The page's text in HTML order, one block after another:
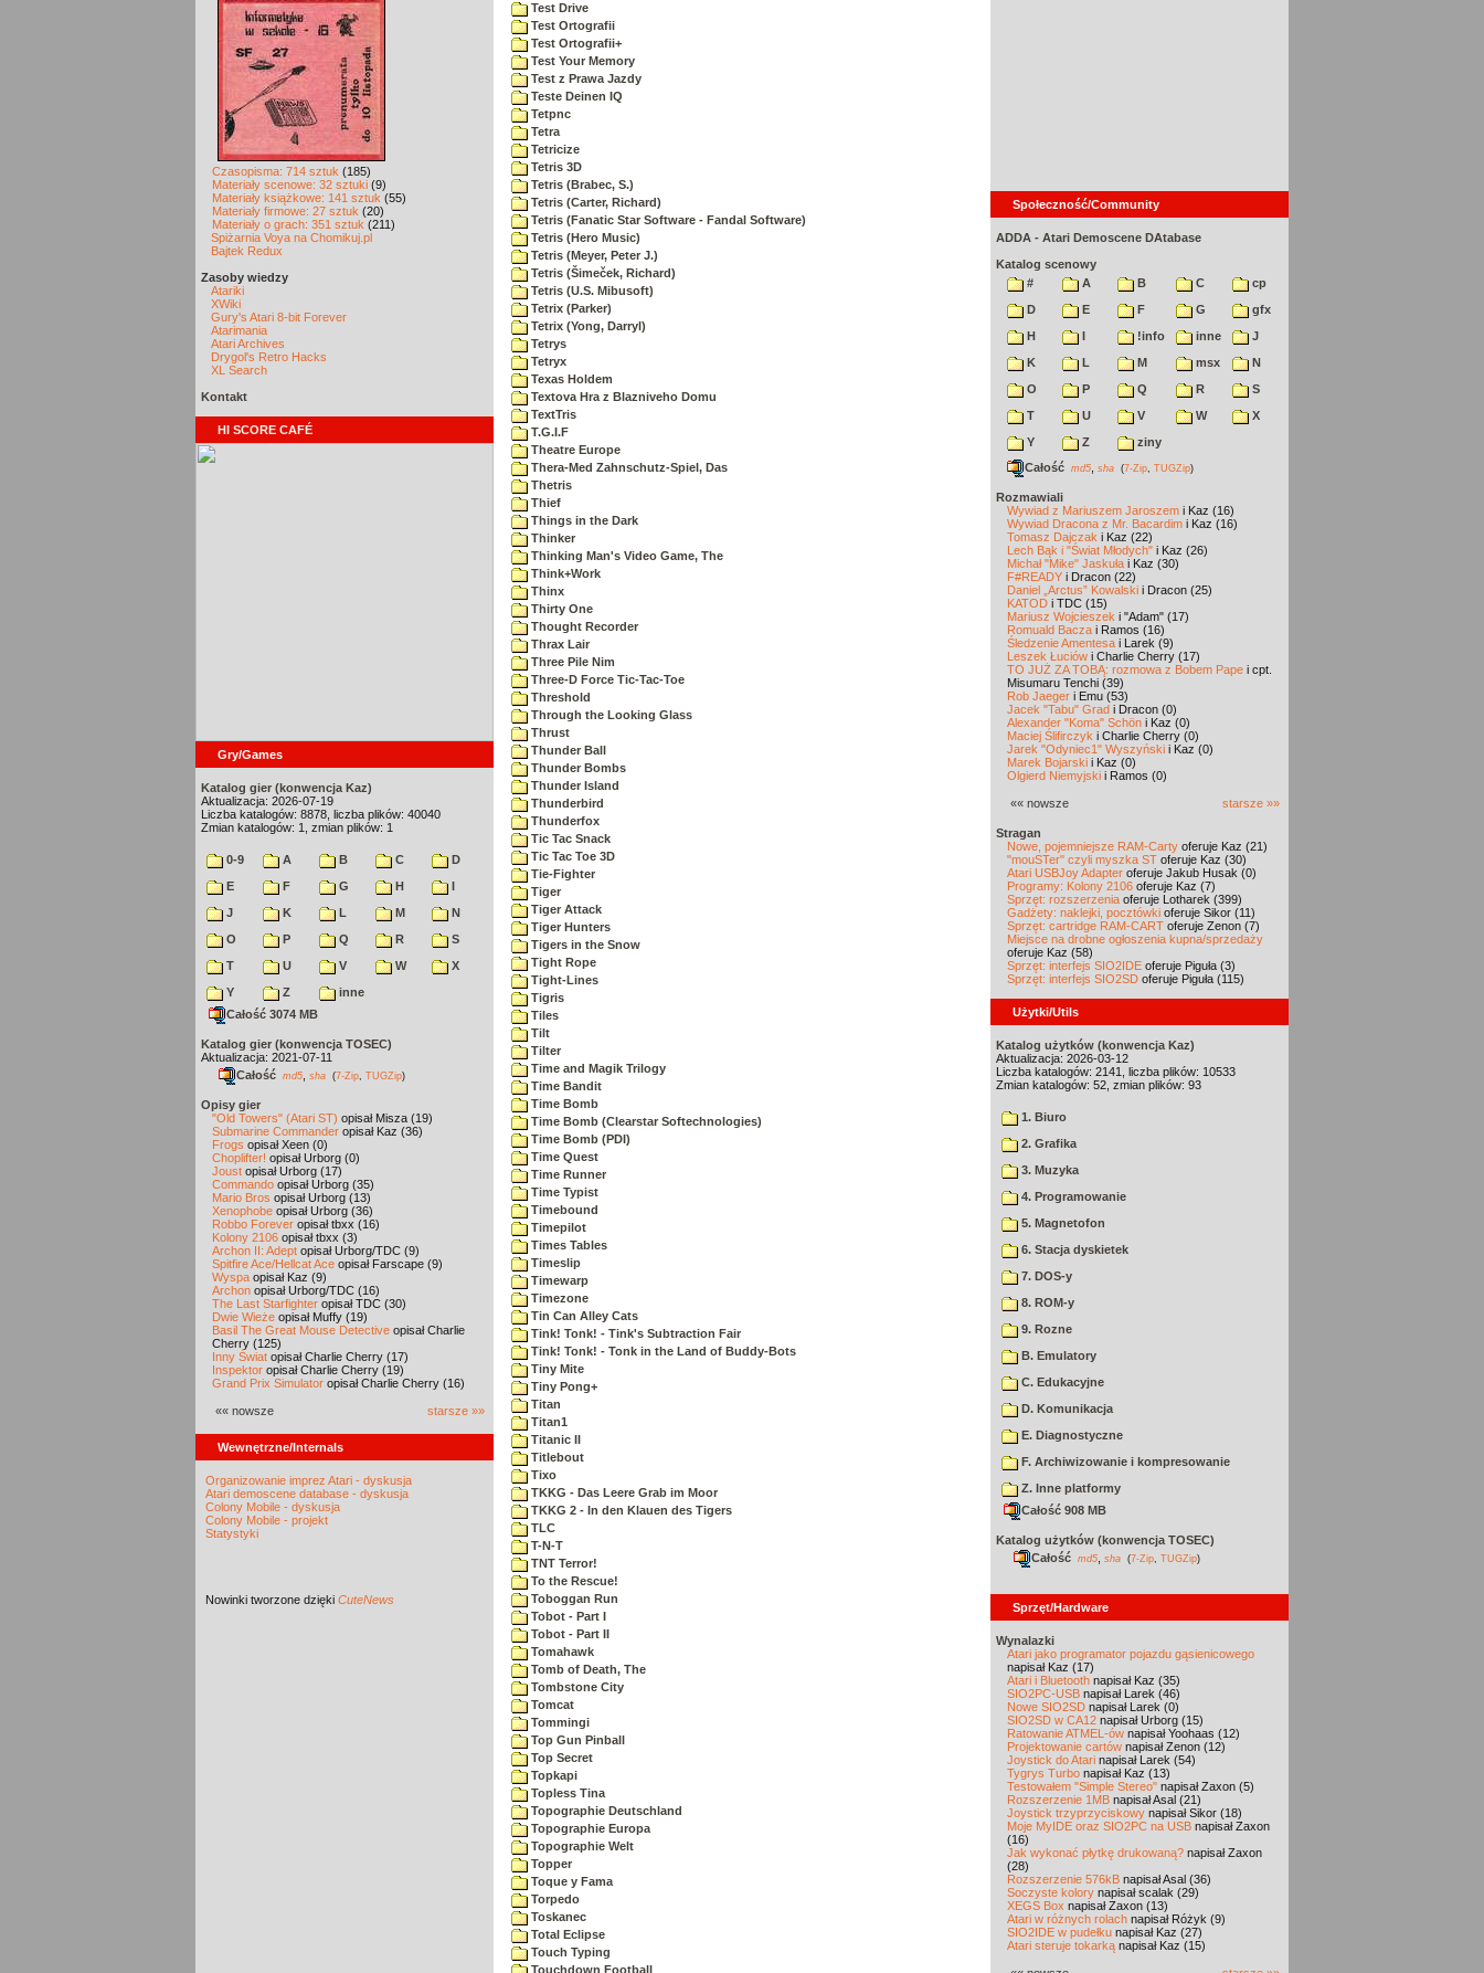
Czasopisma: 714 sztuk (185)
Materiały scenowe: 32 sztuki (9)
Materiały książkowe: 141 sztuk (55)
Materiały firmowe: 27 sztuk (20)
Materiały o grach: 351 sztuk (211)
Spiżarnia Voya na Chomikuj.pl
Bajtek Redux
Zasoby wiedzy
Atariki
XWiki
Gury's Atari 8-bit Forever
Atarimania
Atari Archives
Drygol's Retro Hacks
XL Search
Kontakt
HI SCORE CAFÉ
Gry/Games
Katalog gier (konwencja Kaz)
Aktualizacja: 2026-07-19
Liczba katalogów: 8878, liczba plików: 40040
Zmian katalogów: 1, zmian plików: 1
0-9 A B C
D
E
F G H
I
J
K L M
N
O
P Q R
S
T
U V W
X
Y
Z
inne
Całość 3074 MB
Katalog gier (konwencja TOSEC)
Aktualizacja: 2021-07-11
Całość md5 sha (7-Zip TUGZip)
Opisy gier
"Old Towers" (Atari ST) opisał Misza (19)
Submarine Commander opisał Kaz (36)
Frogs opisał Xeen (0)
Choplifter! opisał Urborg (0)
Joust opisał Urborg (17)
Commando opisał Urborg (35)
Mario Bros opisał Urborg (13)
Xenophobe opisał Urborg (36)
Robbo Forever opisał tbxx (16)
Kolony 2106 opisał tbxx (3)
Archon II: Adept opisał Urborg/TDC (9)
Spitfire Ace/Hellcat Ace opisał Farscape (9)
Wyspa opisał Kaz (9)
Archon opisał Urborg/TDC (16)
The Last Starfighter opisał TDC (30)
Dwie Wieże opisał Muffy (19)
Basil The Great Mouse Detective opisał Charlie
Cherry (125)
Inny Świat opisał Charlie Cherry (17)
Inspektor opisał Charlie Cherry (19)
Grand Prix Simulator opisał Charlie Cherry (16)
«« nowsze starsze »»
Wewnętrzne/Internals
Organizowanie imprez Atari - dyskusja
Atari demoscene database - dyskusja
Colony Mobile - dyskusja
Colony Mobile - projekt
Statystyki
Nowinki tworzone dzięki CuteNews
Test Drive
Test Ortografii
Test Ortografii+
Test Your Memory
Test z Prawa Jazdy
Teste Deinen IQ
Tetpnc
Tetra
Tetricize
Tetris 3D
Tetris (Brabec, S.)
Tetris (Carter, Richard)
Tetris (Fanatic Star Software - Fandal Software)
Tetris (Hero Music)
Tetris (Meyer, Peter J.)
Tetris (Šimeček, Richard)
Tetris (U.S. Mibusoft)
Tetrix (Parker)
Tetrix (Yong, Darryl)
Tetrys
Tetryx
Texas Holdem
Textova Hra z Blazniveho Domu
TextTris
T.G.I.F
Theatre Europe
Thera-Med Zahnschutz-Spiel, Das
Thetris
Thief
Things in the Dark
Thinker
Thinking Man's Video Game, The
Think+Work
Thinx
Thirty One
Thought Recorder
Thrax Lair
Three Pile Nim
Three-D Force Tic-Tac-Toe
Threshold
Through the Looking Glass
Thrust
Thunder Ball
Thunder Bombs
Thunder Island
Thunderbird
Thunderfox
Tic Tac Snack
Tic Tac Toe 3D
Tie-Fighter
Tiger
Tiger Attack
Tiger Hunters
Tigers in the Snow
Tight Rope
Tight-Lines
Tigris
Tiles
Tilt
Tilter
Time and Magik Trilogy
Time Bandit
Time Bomb
Time Bomb (Clearstar Softechnologies)
Time Bomb (PDI)
Time Quest
Time Runner
Time Typist
Timebound
Timepilot
Times Tables
Timeslip
Timewarp
Timezone
Tin Can Alley Cats
Tink! Tonk! - Tink's Subtraction Fair
Tink! Tonk! - Tonk in the Land of Buddy-Bots
Tiny Mite
Tiny Pong+
Titan
Titan1
Titanic II
Titlebout
Tixo
TKKG - Das Leere Grab im Moor
TKKG 2 - In den Klauen des Tigers
TLC
T-N-T
TNT Terror!
To the Rescue!
Toboggan Run
Tobot - Part I
Tobot - Part II
Tomahawk
Tomb of Death, The
Tombstone City
Tomcat
Tommingi
Top Gun Pinball
Top Secret
Topkapi
Topless Tina
Topographie Deutschland
Topographie Europa
Topographie Welt
Topper
Toque y Fama
Torpedo
Toskanec
Total Eclipse
Touch Typing
Touchdown Football
Społeczność/Community
ADDA - Atari Demoscene DAtabase
Katalog scenowy
#
A B C
cp
D
E F G
gfx
H
I !info inne
J
K
L M msx
N
O
P Q R
S
T
U V W
X
Y
Z
ziny
Całość md5 sha (7-Zip TUGZip)
Rozmawiali
Wywiad z Mariuszem Jaroszem i Kaz (16)
Wywiad Dracona z Mr. Bacardim i Kaz (16)
Tomasz Dajczak i Kaz (22)
Lech Bąk i "Świat Młodych" i Kaz (26)
Michał "Mike" Jaskuła i Kaz (30)
F#READY i Dracon (22)
Daniel „Arctus” Kowalski i Dracon (25)
KATOD i TDC (15)
Mariusz Wojcieszek i "Adam" (17)
Romuald Bacza i Ramos (16)
Śledzenie Amentesa i Larek (9)
Leszek Łuciów i Charlie Cherry (17)
TO JUŻ ZA TOBĄ: rozmowa z Bobem Pape i cpt.
Misumaru Tenchi (39)
Rob Jaeger i Emu (53)
Jacek "Tabu" Grad i Dracon (0)
Alexander "Koma" Schön i Kaz (0)
Maciej Ślifirczyk i Charlie Cherry (0)
Jarek "Odyniec1" Wyszyński i Kaz (0)
Marek Bojarski i Kaz (0)
Olgierd Niemyjski i Ramos (0)
«« nowsze starsze »»
Stragan
Nowe, pojemniejsze RAM-Carty oferuje Kaz (21)
"mouSTer" czyli myszka ST oferuje Kaz (30)
Atari USBJoy Adapter oferuje Jakub Husak (0)
Programy: Kolony 2106 oferuje Kaz (7)
Sprzęt: rozszerzenia oferuje Lotharek (399)
Gadżety: naklejki, pocztówki oferuje Sikor (11)
Sprzęt: cartridge RAM-CART oferuje Zenon (7)
Miejsce na drobne ogłoszenia kupna/sprzedaży
oferuje Kaz (58)
Sprzęt: interfejs SIO2IDE oferuje Piguła (3)
Sprzęt: interfejs SIO2SD oferuje Piguła (115)
Użytki/Utils
Katalog użytków (konwencja Kaz)
Aktualizacja: 2026-03-12
Liczba katalogów: 2141, liczba plików: 10533
Zmian katalogów: 52, zmian plików: 93
1. Biuro
2. Grafika
3. Muzyka
4. Programowanie
5. Magnetofon
6. Stacja dyskietek
7. DOS-y
8. ROM-y
9. Rozne
B. Emulatory
C. Edukacyjne
D. Komunikacja
E. Diagnostyczne
F. Archiwizowanie i kompresowanie
Z. Inne platformy
Całość 908 MB
Katalog użytków (konwencja TOSEC)
Całość md5 sha (7-Zip TUGZip)
Sprzęt/Hardware
Wynalazki
Atari jako programator pojazdu gąsienicowego
napisał Kaz (17)
Atari i Bluetooth napisał Kaz (35)
SIO2PC-USB napisał Larek (46)
Nowe SIO2SD napisał Larek (0)
SIO2SD w CA12 napisał Urborg (15)
Ratowanie ATMEL-ów napisał Yoohaas (12)
Projektowanie cartów napisał Zenon (12)
Joystick do Atari napisał Larek (54)
Tygrys Turbo napisał Kaz (13)
Testowałem "Simple Stereo" napisał Zaxon (5)
Rozszerzenie 1MB napisał Asal (21)
Joystick trzyprzyciskowy napisał Sikor (18)
Moje MyIDE oraz SIO2PC na USB napisał Zaxon
(16)
Jak wykonać płytkę drukowaną? napisał Zaxon
(28)
Rozszerzenie 576kB napisał Asal (36)
Soczyste kolory napisał scalak (29)
XEGS Box napisał Zaxon (13)
Atari w różnych rolach napisał Różyk (9)
SIO2IDE w pudełku napisał Kaz (27)
Atari steruje tokarką napisał Kaz (15)